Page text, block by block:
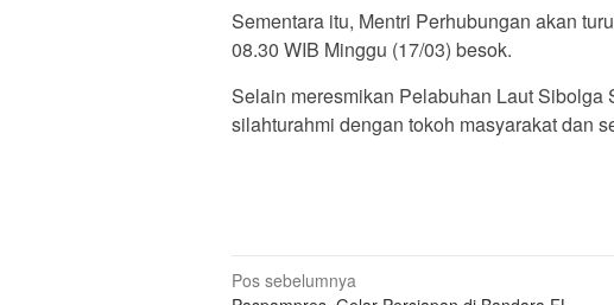
Sementara itu, Mentri Perhubungan akan
08.30 WIB Minggu (17/03) besok.
Selain meresmikan Pelabuhan Laut
silahturahmi dengan tokoh masyarakat dan
Navigasi
Pos sebelumnya